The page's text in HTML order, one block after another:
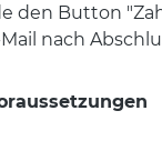
den Button
nach